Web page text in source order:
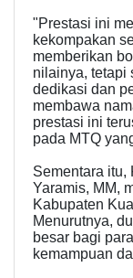
"Prestasi ini
kekompakan
memberikan
nilainya, tetapi
dedikasi dan
membawa
prestasi ini
pada MTQ
Sementara itu,
Yaramis, MM,
Kabupaten
Menurutnya,
besar bagi
kemampuan